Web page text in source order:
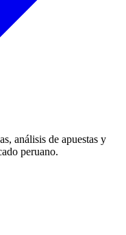
análisis de apuestas y
peruano.